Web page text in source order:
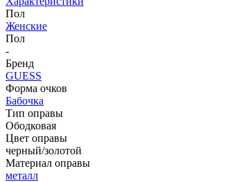
Пол
Женские
Пол
-
Бренд
GUESS
Форма очков
Бабочка
Тип оправы
Ободковая
Цвет оправы
черный/золотой
Материал оправы
металл